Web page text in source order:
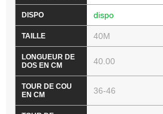
dispo
40M
40.00
36-46